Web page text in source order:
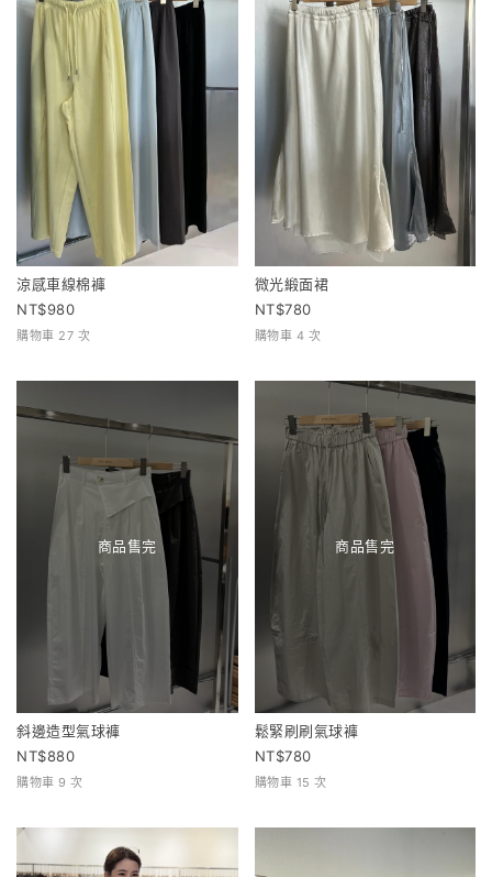
涼感車線棉褲
980
購物車 27 次
微光緞面裙
780
購物車 4 次
商品售完
斜邊造型氣球褲
880
購物車 9 次
商品售完
鬆緊刷刷氣球褲
780
購物車 15 次